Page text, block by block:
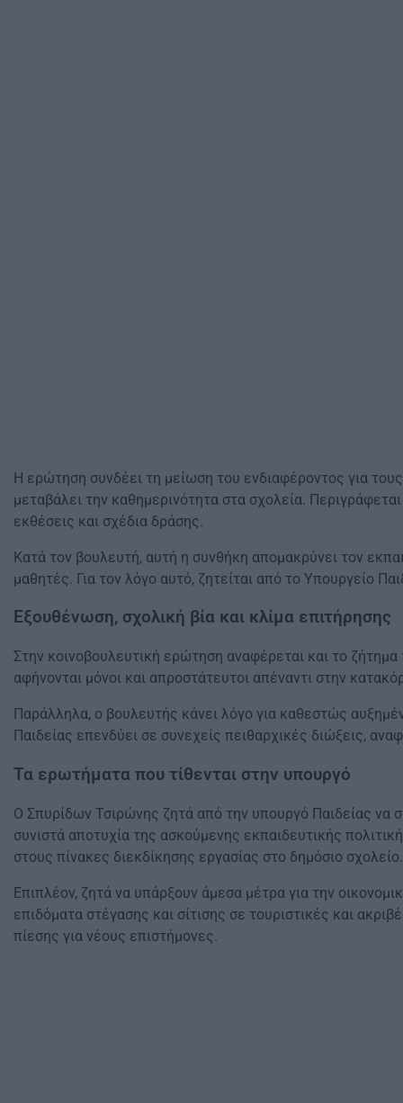
Η ερώτηση συνδέει τη μείωση του ενδιαφέροντος για
μεταβάλει την καθημερινότητα στα σχολεία.
εκθέσεις και σχέδια δράσης.
Κατά τον βουλευτή, αυτή η συνθήκη απομακρύνει τον
μαθητές. Για τον λόγο αυτό, ζητείται από το Υπουργείο
Εξουθένωση, σχολική βία και κλίμα επιτήρησης
Στην κοινοβουλευτική ερώτηση αναφέρεται και το
αφήνονται μόνοι και απροστάτευτοι απέναντι στην
Παράλληλα, ο βουλευτής κάνει λόγο για καθεστώς
Παιδείας επενδύει σε συνεχείς πειθαρχικές διώξεις,
Τα ερωτήματα που τίθενται στην υπουργό
Ο Σπυρίδων Τσιρώνης ζητά από την υπουργό Παιδείας να
συνιστά αποτυχία της ασκούμενης εκπαιδευτικής
στους πίνακες διεκδίκησης εργασίας στο δημόσιο σχολείο.
Επιπλέον, ζητά να υπάρξουν άμεσα μέτρα για την
επιδόματα στέγασης και σίτισης σε τουριστικές και
πίεσης για νέους επιστήμονες.